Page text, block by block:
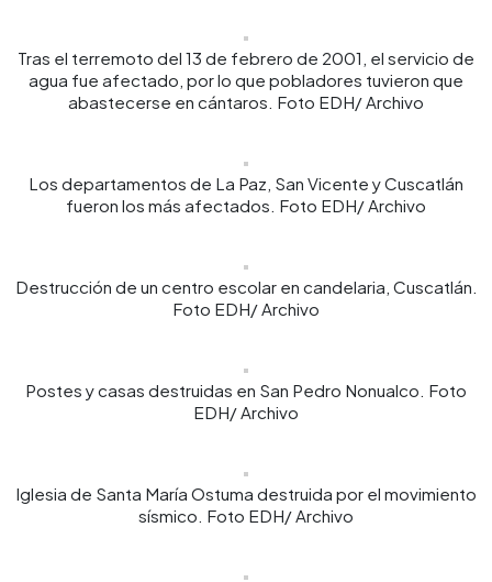
Tras el terremoto del 13 de febrero de 2001, el servicio de
agua fue afectado, por lo que pobladores tuvieron que
abastecerse en cántaros. Foto EDH/ Archivo
Los departamentos de La Paz, San Vicente y Cuscatlán
fueron los más afectados. Foto EDH/ Archivo
Destrucción de un centro escolar en candelaria, Cuscatlán.
Foto EDH/ Archivo
Postes y casas destruidas en San Pedro Nonualco. Foto
EDH/ Archivo
Iglesia de Santa María Ostuma destruida por el movimiento
sísmico. Foto EDH/ Archivo